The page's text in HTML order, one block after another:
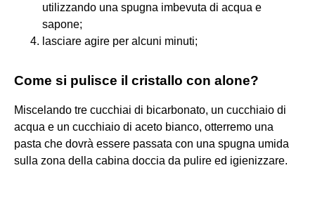
utilizzando una spugna imbevuta di acqua e
sapone;
lasciare agire per alcuni minuti;
Come si pulisce il cristallo con alone?
Miscelando tre cucchiai di bicarbonato, un cucchiaio di
acqua e un cucchiaio di aceto bianco, otterremo una
pasta che dovrà essere passata con una spugna umida
sulla zona della cabina doccia da pulire ed igienizzare.